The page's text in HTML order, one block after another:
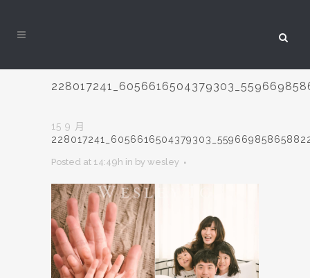
15 9 月
Posted at 14:49h in by wesley